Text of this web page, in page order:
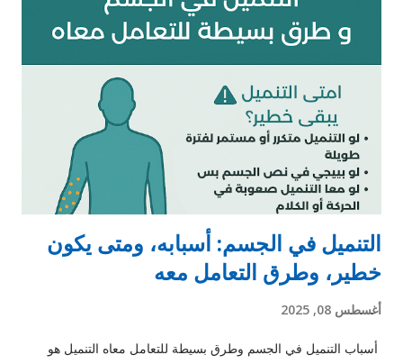
التنميل في الجسم: أسبابه، ومتى يكون
خطير، وطرق التعامل معه
أغسطس 08, 2025
أسباب التنميل في الجسم وطرق بسيطة للتعامل معاه التنميل هو